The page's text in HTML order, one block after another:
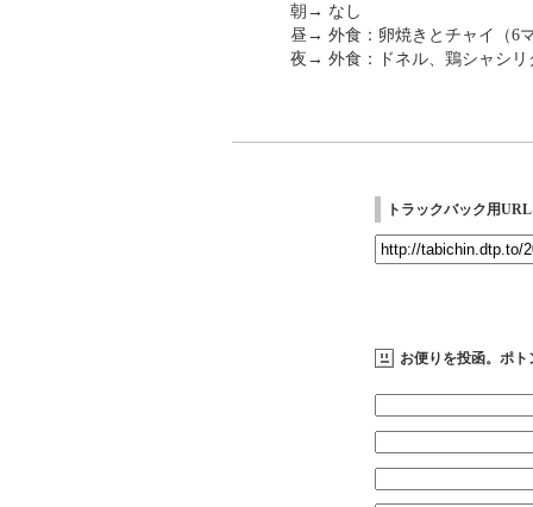
朝→ なし
昼→ 外食：卵焼きとチャイ（6
夜→ 外食：ドネル、鶏シャシリ
トラックバック用URL
お便りを投函。ポト